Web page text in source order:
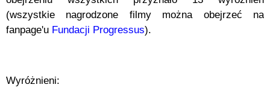
(wszystkie nagrodzone filmy można obejrzeć na
fanpage'u Fundacji Progressus).
Wyróżnieni: